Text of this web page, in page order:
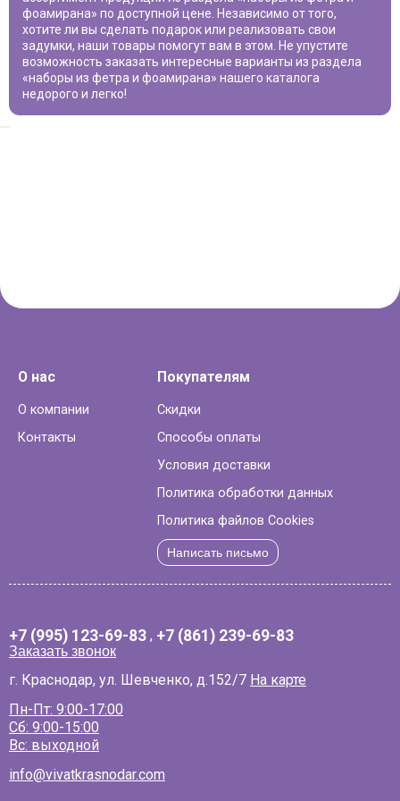
фоамирана» по доступной цене. Независимо от того,
хотите ли вы сделать подарок или реализовать свои
задумки, наши товары помогут вам в этом. Не упустите
возможность заказать интересные варианты из раздела
«наборы из фетра и фоамирана» нашего каталога
недорого и легко!
О нас
О компании
Контакты
Покупателям
Скидки
Способы оплаты
Условия доставки
Политика обработки данных
Политика файлов Cookies
Написать письмо
+7 (995) 123-69-83 , +7 (861) 239-69-83
Заказать звонок
г. Краснодар, ул. Шевченко, д.152/7 На карте
Пн-Пт: 9:00-17:00
Сб: 9:00-15:00
Вс: выходной
info@vivatkrasnodar.com